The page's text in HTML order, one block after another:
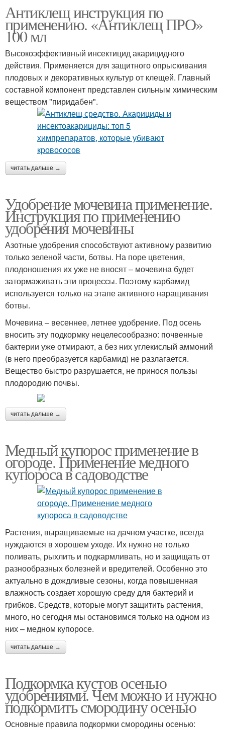
Антиклещ инструкция по
применению. «Антиклещ ПРО»
100 мл
Высокоэффективный инсектицид акарицидного
действия. Применяется для защитного опрыскивания
плодовых и декоративных культур от клещей. Главный
составной компонент представлен сильным химическим
веществом "пиридабен".
читать дальше →
Удобрение мочевина применение.
Инструкция по применению
удобрения мочевины
Азотные удобрения способствуют активному развитию
только зеленой части, ботвы. На поре цветения,
плодоношения их уже не вносят – мочевина будет
затормаживать эти процессы. Поэтому карбамид
используется только на этапе активного наращивания
ботвы.
Мочевина – весеннее, летнее удобрение. Под осень
вносить эту подкормку нецелесообразно: почвенные
бактерии уже отмирают, а без них углекислый аммоний
(в него преобразуется карбамид) не разлагается.
Вещество быстро разрушается, не принося пользы
плодородию почвы.
читать дальше →
Медный купорос применение в
огороде. Применение медного
купороса в садоводстве
Растения, выращиваемые на дачном участке, всегда
нуждаются в хорошем уходе. Их нужно не только
поливать, рыхлить и подкармливать, но и защищать от
разнообразных болезней и вредителей. Особенно это
актуально в дождливые сезоны, когда повышенная
влажность создает хорошую среду для бактерий и
грибков. Средств, которые могут защитить растения,
много, но сегодня мы остановимся только на одном из
них – медном купоросе.
читать дальше →
Подкормка кустов осенью
удобрениями. Чем можно и нужно
подкормить смородину осенью
Основные правила подкормки смородины осенью: